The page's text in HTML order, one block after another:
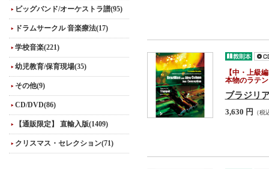
ビッグバンド/オーケストラ譜(95)
ドラムサークル 音楽療法(17)
学校音楽(221)
幼児教育/保育現場(35)
その他(9)
CD/DVD(86)
【通販限定】 直輸入版(1409)
クリスマス・セレクション(71)
【中・上級
本物のラテ
ブラジリ
3,630 円 （税